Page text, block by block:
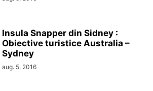
Insula Snapper din Sidney :
Obiective turistice Australia –
Sydney
aug. 5, 2016